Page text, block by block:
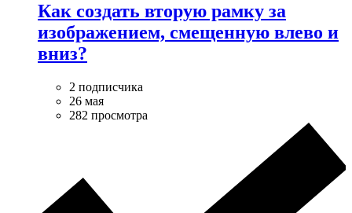
Как создать вторую рамку за
изображением, смещенную влево и
вниз?
2 подписчика
26 мая
282 просмотра